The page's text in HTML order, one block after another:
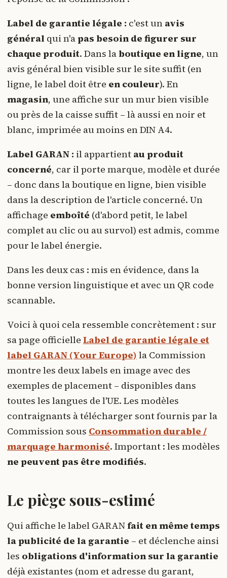
Label de garantie légale : c'est un avis
général qui n'apas besoin de figurer sur
chaque produit. Dans la boutique en ligne, un
avis général bien visible sur le site suffit (en
ligne, le label doit être en couleur). En
magasin, une affiche sur un mur bien visible
ou près de la caisse suffit – là aussi en noir et
blanc, imprimée au moins en DIN A4.
Label GARAN : il appartient au produit
concerné, car il porte marque, modèle et durée
– donc dans la boutique en ligne, bien visible
dans la description de l'article concerné. Un
affichage emboîté (d'abord petit, le label
complet au clic ou au survol) est admis, comme
pour le label énergie.
Dans les deux cas : mis en évidence, dans la
bonne version linguistique et avec un QR code
scannable.
Voici à quoi cela ressemble concrètement : sur
sa page officielle Label de garantie légale et
label GARAN (Your Europe) la Commission
montre les deux labels en image avec des
exemples de placement – disponibles dans
toutes les langues de l'UE. Les modèles
contraignants à télécharger sont fournis par la
Commission sous Consommation durable /
marquage harmonisé. Important : les modèles
ne peuvent pas être modifiés.
Le piège sous-estimé
Qui affiche le label GARANfait en même temps
la publicité de la garantie – et déclenche ainsi
les obligations d'information sur la garantie
déjà existantes (nom et adresse du garant,